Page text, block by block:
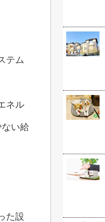
テム
ネル
い給
た設